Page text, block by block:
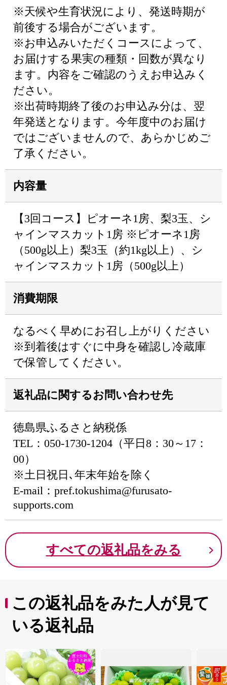
※天候や生育状況により、発送時期が
前後する場合がございます。
※お申込みいただくコースによって、
お届けする果実の種類・回数が異なり
ます。内容をご確認のうえお申込みく
ださい。
※出荷時期終了後のお申込み分は、翌
年発送となります。今年度中のお届け
ではございませんので、あらかじめご
了承ください。
内容量
【3回コース】ピオーネ1房、梨3玉、シ
ャインマスカット1房 ※ピオーネ1房
（500g以上）梨3玉（約1kg以上）、シ
ャインマスカット1房（500g以上）
消費期限
なるべく早めにお召し上がりください
※到着後はすぐに中身を確認し冷蔵庫
で保管してください。
返礼品に関するお問い合わせ先
徳島県ふるさと納税係
TEL：050-1730-1204（平日8：30～17：
00）
※土日祝日､年末年始を除く
E-mail：pref.tokushima@furusato-
supports.com
すべての返礼品をみる
この返礼品をみた人が見て
いる返礼品